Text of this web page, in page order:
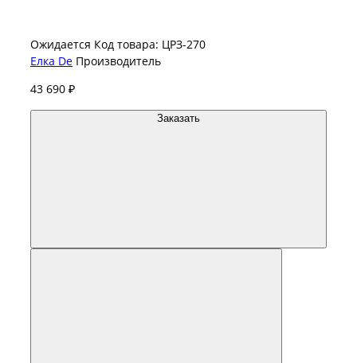
Ожидается Код товара: ЦРЗ-270
Елка De Производитель
43 690 ₽
Заказать